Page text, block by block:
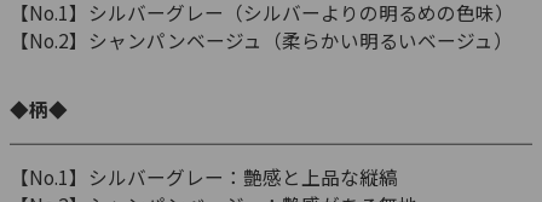
【No.1】シルバーグレー（シルバーよりの明るめの色味）
【No.2】シャンパンベージュ（柔らかい明るいベージュ）
◆柄◆
【No.1】シルバーグレー：艶感と上品な縦縞